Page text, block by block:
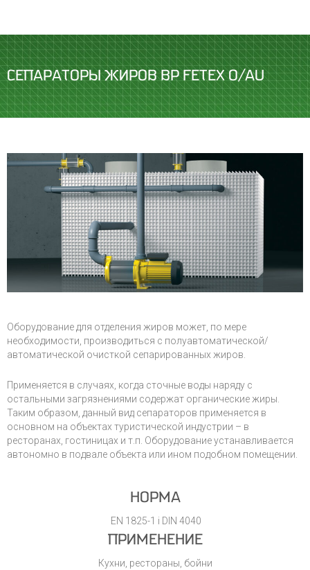
СЕПАРАТОРЫ ЖИРОВ BP FETEX O/AU
Оборудование для отделения жиров может, по мере
необходимости, производиться с полуавтоматической/
автоматической очисткой сепарированных жиров.
Применяется в случаях, когда сточные воды наряду с
остальными загрязнениями содержат органические жиры.
Таким образом, данный вид сепараторов применяется в
основном на объектах туристической индустрии – в
ресторанах, гостиницах и т.п. Оборудование устанавливается
автономно в подвале объекта или ином подобном помещении.
НОРМА
EN 1825-1 i DIN 4040
ПРИМЕНЕНИЕ
Кухни, рестораны, бойни